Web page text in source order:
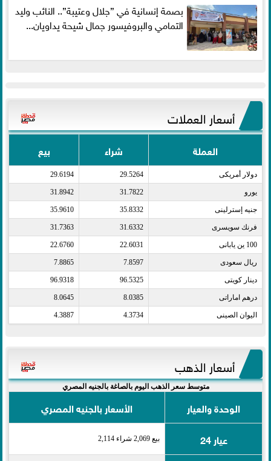
بصمة إنسانية في ”جلال وعتيبة”.. النائب وليد
التمامي والبروفيسور جمال شيحة يداويان...
أسعار العملات
العملة شراء بيع
دولار أمريكى​ 29.5264
29.6194
يورو​ 31.7822
31.8942
جنيه إسترلينى​ 35.8332
35.9610
فرنك سويسرى​ 31.6332
31.7363
100 ين يابانى​ 22.6031
22.6760
ريال سعودى​ 7.8597
7.8865
دينار كويتى​ 96.5325
96.9318
درهم اماراتى​ 8.0385
8.0645
اليوان الصينى​ 4.3734
4.3887
أسعار الذهب
متوسط سعر الذهب اليوم بالصاغة بالجنيه المصري
الوحدة والعيار
الأسعار بالجنيه المصري
عيار 24
بيع 2,069 شراء 2,114